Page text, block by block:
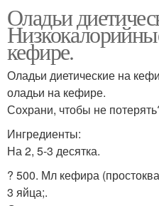
Оладьи
кефире.
Оладьи диетические на
оладьи на кефире.
Сохрани, чтобы не
Ингредиенты:
На 2, 5-3 десятка.
? 500. Мл кефира
3 яйца;.